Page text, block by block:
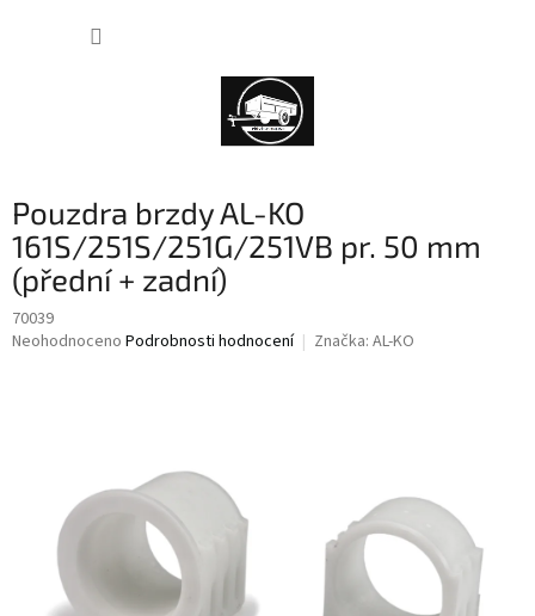
Pouzdra brzdy AL-KO
161S/251S/251G/251VB pr. 50 mm
(přední + zadní)
70039
Průměrné
hvězdiček.
Neohodnoceno Podrobnosti hodnocení Značka: AL-KO